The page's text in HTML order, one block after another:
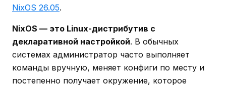
NixOS 26.05.
NixOS — это Linux-дистрибутив с
декларативной настройкой. В обычных
системах администратор часто выполняет
команды вручную, меняет конфиги по месту и
постепенно получает окружение, которое